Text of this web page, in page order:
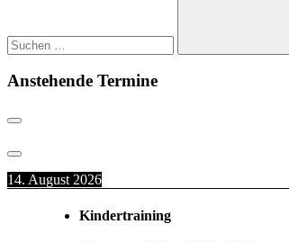
Anstehende Termine
14. August 2026
Kindertraining